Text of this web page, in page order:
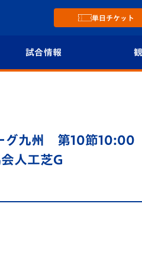
単日チケット
試合情報
順位表
フォトギャラリー
セス
グ九州 第10節10:00
人工芝G